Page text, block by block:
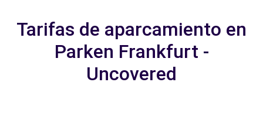
Tarifas de aparcamiento en
Parken Frankfurt -
Uncovered